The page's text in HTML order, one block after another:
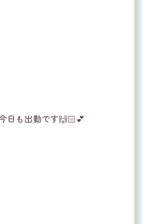
日も出勤です🙌🏻‪💕︎︎